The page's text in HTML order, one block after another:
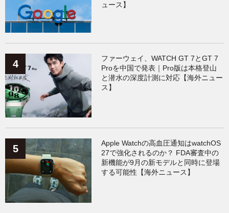
ュース】
ファーウェイ、WATCH GT 7とGT 7
Proを中国で発表｜Pro版は本格登山
と潜水の深度計測に対応【海外ニュー
ス】
Apple Watchの高血圧通知はwatchOS
27で強化されるのか？ FDA審査中の
新機能が9月の新モデルと同時に登場
する可能性【海外ニュース】